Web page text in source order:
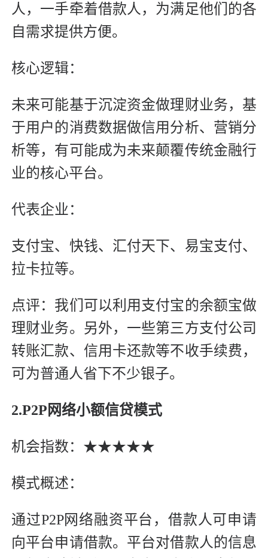
人，一手牵着借款人，为满足他们的各
自需求提供方便。
核心逻辑：
未来可能基于沉淀资金做理财业务，基
于用户的消费数据做信用分析、营销分
析等，有可能成为未来颠覆传统金融行
业的核心平台。
代表企业：
支付宝、快钱、汇付天下、易宝支付、
拉卡拉等。
点评：我们可以利用支付宝的余额宝做
理财业务。另外，一些第三方支付公司
转账汇款、信用卡还款等不收手续费，
可为普通人省下不少银子。
2.P2P网络小额信贷模式
机会指数：★★★★★
模式概述：
通过P2P网络融资平台，借款人可申请
向平台申请借款。平台对借款人的信息